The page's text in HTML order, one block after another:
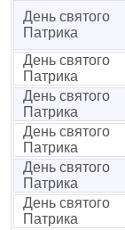
День святого
Патрика
День святого
Патрика
День святого
Патрика
День святого
Патрика
День святого
Патрика
День святого
Патрика